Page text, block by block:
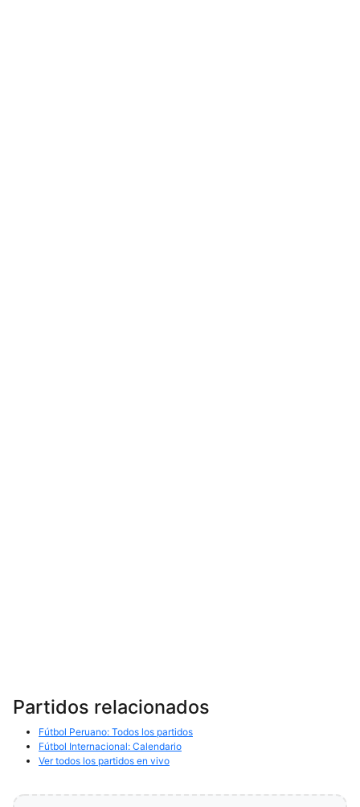
Partidos relacionados
Fútbol Peruano: Todos los partidos
Fútbol Internacional: Calendario
Ver todos los partidos en vivo